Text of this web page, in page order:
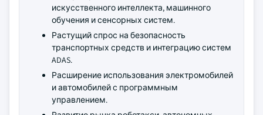
искусственного интеллекта, машинного
обучения и сенсорных систем.
Растущий спрос на безопасность
транспортных средств и интеграцию систем
ADAS.
Расширение использования электромобилей
и автомобилей с программным
управлением.